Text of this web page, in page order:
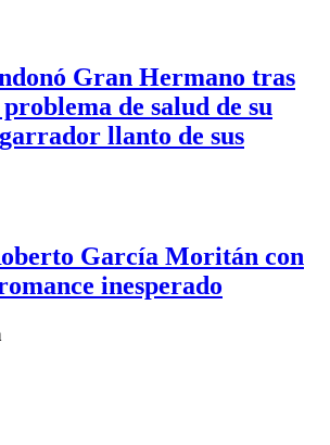
Gran Hermano tras
de salud de su
llanto de sus
García Moritán con
inesperado